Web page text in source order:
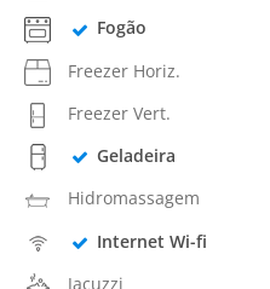
Fogão
Freezer Horiz.
Freezer Vert.
Geladeira
Hidromassagem
Internet Wi-fi
Jacuzzi